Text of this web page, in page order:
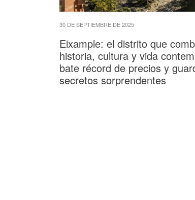
30 DE SEPTIEMBRE DE 2025
Eixample: el distrito que
historia, cultura y vida
bate récord de precios y
secretos sorprendentes